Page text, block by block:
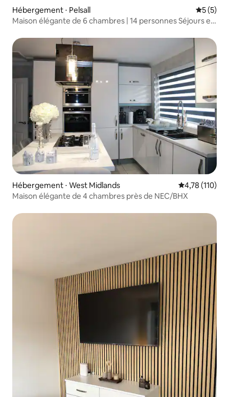
Hébergement ⋅ Pelsall
5 (5)
Maison élégante de 6 chambres | 14 personnes Séjours en
Hébergement ⋅ West Midlands Évaluation
4,78 (110)
Maison élégante de 4 chambres près de NEC/BHX